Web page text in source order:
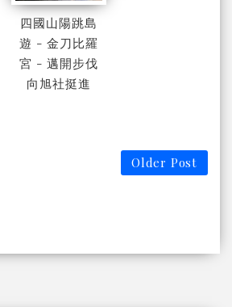
四國山陽跳島
遊 - 金刀比羅
宮 - 邁開步伐
向旭社挺進
Older Post